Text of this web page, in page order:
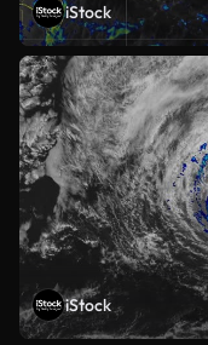
iStock
iStock